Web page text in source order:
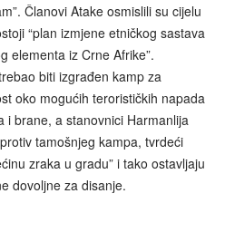
Članovi Atake osmislili su cijelu
“plan izmjene etničkog sastava
elementa iz Crne Afrike”.
biti izgrađen kamp za
oko mogućih terorističkih napada
i brane, a stanovnici Harmanlija
tamošnjeg kampa, tvrdeći
zraka u gradu” i tako ostavljaju
dovoljne za disanje.